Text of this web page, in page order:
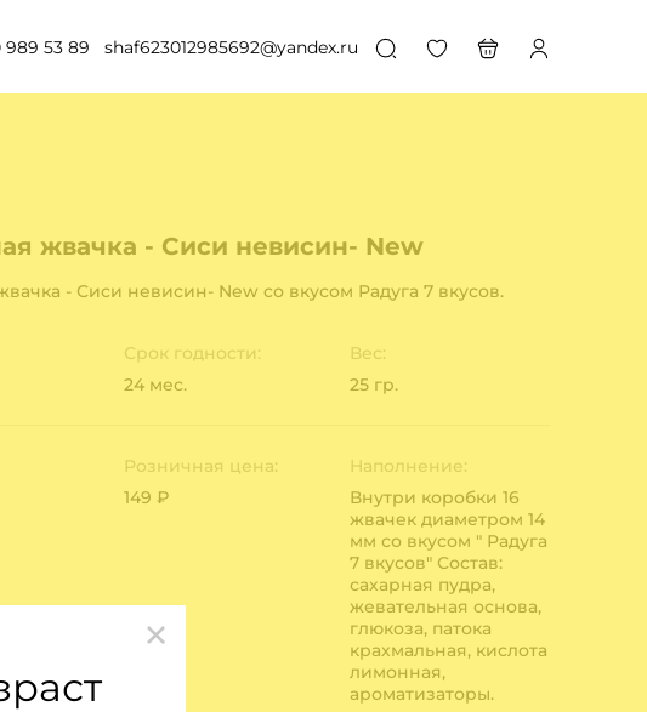
989 53 89 shaf623012985692@yandex.ru
жвачка - Сиси невисин- New
- Сиси невисин- New cо вкусом Радуга 7 вкусов.
Срок годности:
24 мес.
Вес:
25 гр.
Розничная цена:
149 ₽
Наполнение:
Внутри коробки 16
жвачек диаметром 14
мм со вкусом " Радуга
7 вкусов" Состав:
сахарная пудра,
жевательная основа,
глюкоза, патока
крахмальная, кислота
лимонная,
ароматизаторы.